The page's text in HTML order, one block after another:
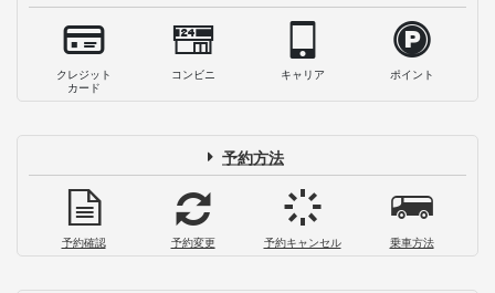
クレジット
カード
コンビニ キャリア ポイント
予約方法
予約確認 予約変更 予約キャンセル 乗車方法